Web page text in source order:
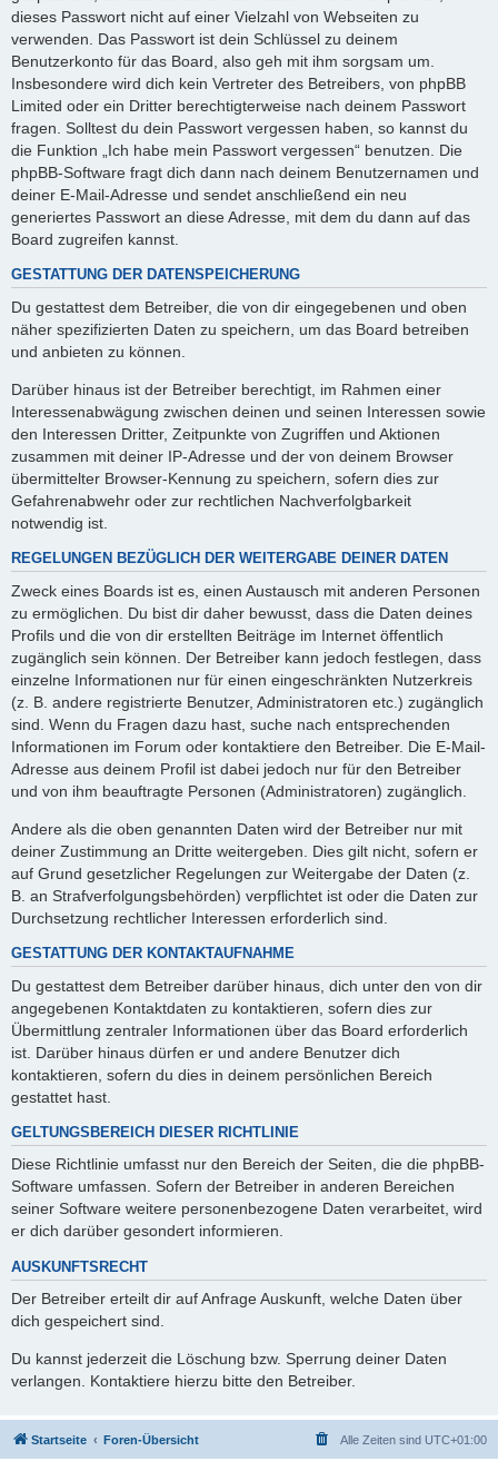
dieses Passwort nicht auf einer Vielzahl von Webseiten zu
verwenden. Das Passwort ist dein Schlüssel zu deinem
Benutzerkonto für das Board, also geh mit ihm sorgsam um.
Insbesondere wird dich kein Vertreter des Betreibers, von phpBB
Limited oder ein Dritter berechtigterweise nach deinem Passwort
fragen. Solltest du dein Passwort vergessen haben, so kannst du
die Funktion „Ich habe mein Passwort vergessen“ benutzen. Die
phpBB-Software fragt dich dann nach deinem Benutzernamen und
deiner E-Mail-Adresse und sendet anschließend ein neu
generiertes Passwort an diese Adresse, mit dem du dann auf das
Board zugreifen kannst.
GESTATTUNG DER DATENSPEICHERUNG
Du gestattest dem Betreiber, die von dir eingegebenen und oben
näher spezifizierten Daten zu speichern, um das Board betreiben
und anbieten zu können.
Darüber hinaus ist der Betreiber berechtigt, im Rahmen einer
Interessenabwägung zwischen deinen und seinen Interessen sowie
den Interessen Dritter, Zeitpunkte von Zugriffen und Aktionen
zusammen mit deiner IP-Adresse und der von deinem Browser
übermittelter Browser-Kennung zu speichern, sofern dies zur
Gefahrenabwehr oder zur rechtlichen Nachverfolgbarkeit
notwendig ist.
REGELUNGEN BEZÜGLICH DER WEITERGABE DEINER DATEN
Zweck eines Boards ist es, einen Austausch mit anderen Personen
zu ermöglichen. Du bist dir daher bewusst, dass die Daten deines
Profils und die von dir erstellten Beiträge im Internet öffentlich
zugänglich sein können. Der Betreiber kann jedoch festlegen, dass
einzelne Informationen nur für einen eingeschränkten Nutzerkreis
(z. B. andere registrierte Benutzer, Administratoren etc.) zugänglich
sind. Wenn du Fragen dazu hast, suche nach entsprechenden
Informationen im Forum oder kontaktiere den Betreiber. Die E-Mail-
Adresse aus deinem Profil ist dabei jedoch nur für den Betreiber
und von ihm beauftragte Personen (Administratoren) zugänglich.
Andere als die oben genannten Daten wird der Betreiber nur mit
deiner Zustimmung an Dritte weitergeben. Dies gilt nicht, sofern er
auf Grund gesetzlicher Regelungen zur Weitergabe der Daten (z.
B. an Strafverfolgungsbehörden) verpflichtet ist oder die Daten zur
Durchsetzung rechtlicher Interessen erforderlich sind.
GESTATTUNG DER KONTAKTAUFNAHME
Du gestattest dem Betreiber darüber hinaus, dich unter den von dir
angegebenen Kontaktdaten zu kontaktieren, sofern dies zur
Übermittlung zentraler Informationen über das Board erforderlich
ist. Darüber hinaus dürfen er und andere Benutzer dich
kontaktieren, sofern du dies in deinem persönlichen Bereich
gestattet hast.
GELTUNGSBEREICH DIESER RICHTLINIE
Diese Richtlinie umfasst nur den Bereich der Seiten, die die phpBB-
Software umfassen. Sofern der Betreiber in anderen Bereichen
seiner Software weitere personenbezogene Daten verarbeitet, wird
er dich darüber gesondert informieren.
AUSKUNFTSRECHT
Der Betreiber erteilt dir auf Anfrage Auskunft, welche Daten über
dich gespeichert sind.
Du kannst jederzeit die Löschung bzw. Sperrung deiner Daten
verlangen. Kontaktiere hierzu bitte den Betreiber.
Startseite Foren-Übersicht Alle Zeiten sind UTC+01:00